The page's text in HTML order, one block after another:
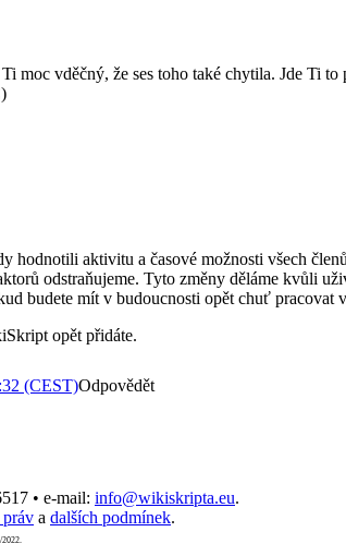
vděčný, že ses toho také chytila. Jde Ti
aktivitu a časové možnosti všech
odstraňujeme. Tyto změny děláme kvůli
budete mít v budoucnosti opět chuť
opět přidáte.
(CEST)Odpovědět
• e-mail: info@wikiskripta.eu.
práv a dalších podmínek.
2022.